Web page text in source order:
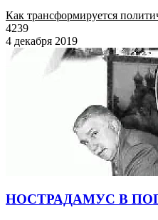
Как трансформируется
4239
4 декабря 2019
НОСТРАДАМУС В